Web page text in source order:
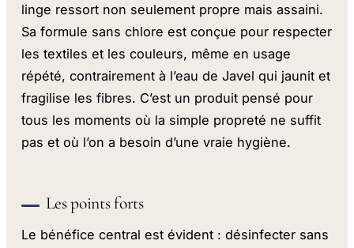
linge ressort non seulement propre mais assaini.
Sa formule sans chlore est conçue pour respecter
les textiles et les couleurs, même en usage
répété, contrairement à l’eau de Javel qui jaunit et
fragilise les fibres. C’est un produit pensé pour
tous les moments où la simple propreté ne suffit
pas et où l’on a besoin d’une vraie hygiène.
Les points forts
Le bénéfice central est évident : désinfecter sans